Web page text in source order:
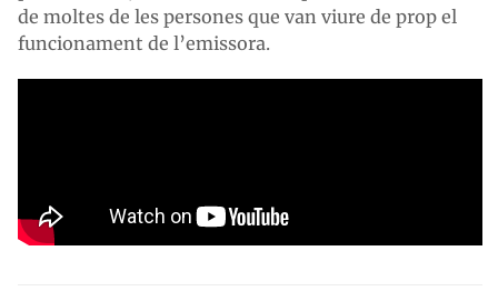
de moltes de les persones que van viure de prop el
funcionament de l’emissora.